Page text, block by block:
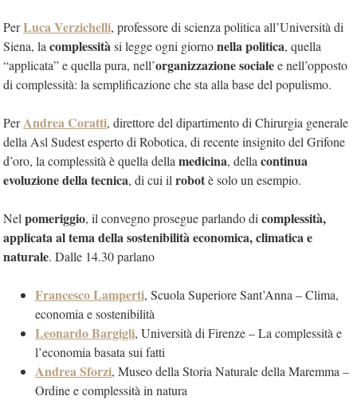
PerLuca Verzichelli, professore di scienza politica all’Università di
Siena, la complessitàsi legge ogni giornonella politica, quella
“applicata” e quella pura, nell’organizzazione socialee nell’opposto
di complessità: la semplificazione che sta alla base del populismo.
PerAndrea Coratti, direttore del dipartimento di Chirurgia generale
della Asl Sudest esperto di Robotica, di recente insignito del Grifone
d’oro, la complessità è quella della medicina, della continua
evoluzione della tecnica, di cui il robotè solo un esempio.
Nel pomeriggio, il convegno prosegue parlando di complessità,
applicata al tema della sostenibilità economica, climatica e
naturale. Dalle 14.30 parlano
Francesco Lamperti, Scuola Superiore Sant’Anna – Clima,
economia e sostenibilità
Leonardo Bargigli, Università di Firenze – La complessità e
l’economia basata sui fatti
Andrea Sforzi, Museo della Storia Naturale della Maremma –
Ordine e complessità in natura